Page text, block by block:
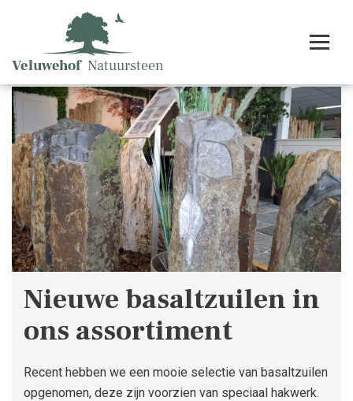
Nieuwe basaltzuilen in
ons assortiment
Recent hebben we een mooie selectie van basaltzuilen
opgenomen, deze zijn voorzien van speciaal hakwerk.